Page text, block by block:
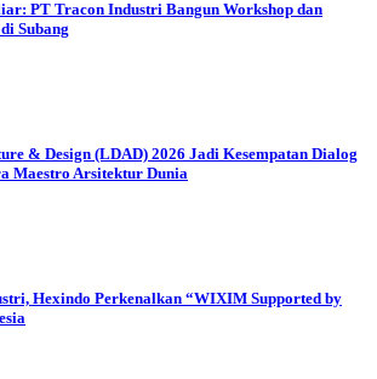
PT Tracon Industri Bangun Workshop dan
Subang
& Design (LDAD) 2026 Jadi Kesempatan Dialog
Maestro Arsitektur Dunia
Hexindo Perkenalkan “WIXIM Supported by